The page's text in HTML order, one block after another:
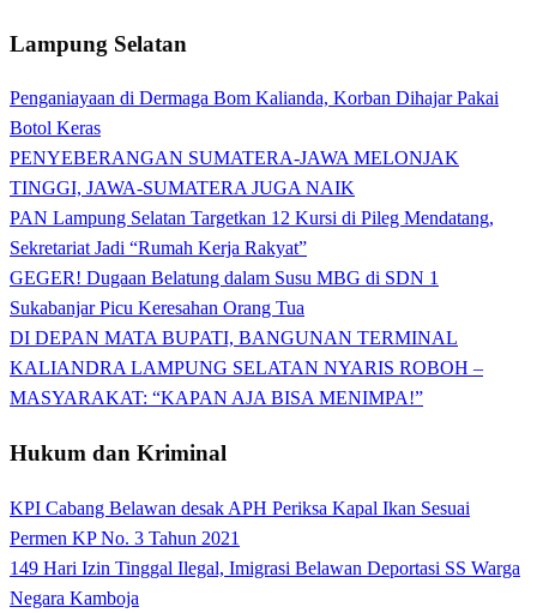
Lampung Selatan
Penganiayaan di Dermaga Bom Kalianda, Korban Dihajar Pakai
Botol Keras
PENYEBERANGAN SUMATERA-JAWA MELONJAK
TINGGI, JAWA-SUMATERA JUGA NAIK
PAN Lampung Selatan Targetkan 12 Kursi di Pileg Mendatang,
Sekretariat Jadi “Rumah Kerja Rakyat”
GEGER! Dugaan Belatung dalam Susu MBG di SDN 1
Sukabanjar Picu Keresahan Orang Tua
DI DEPAN MATA BUPATI, BANGUNAN TERMINAL
KALIANDRA LAMPUNG SELATAN NYARIS ROBOH –
MASYARAKAT: “KAPAN AJA BISA MENIMPA!”
Hukum dan Kriminal
KPI Cabang Belawan desak APH Periksa Kapal Ikan Sesuai
Permen KP No. 3 Tahun 2021
149 Hari Izin Tinggal Ilegal, Imigrasi Belawan Deportasi SS Warga
Negara Kamboja